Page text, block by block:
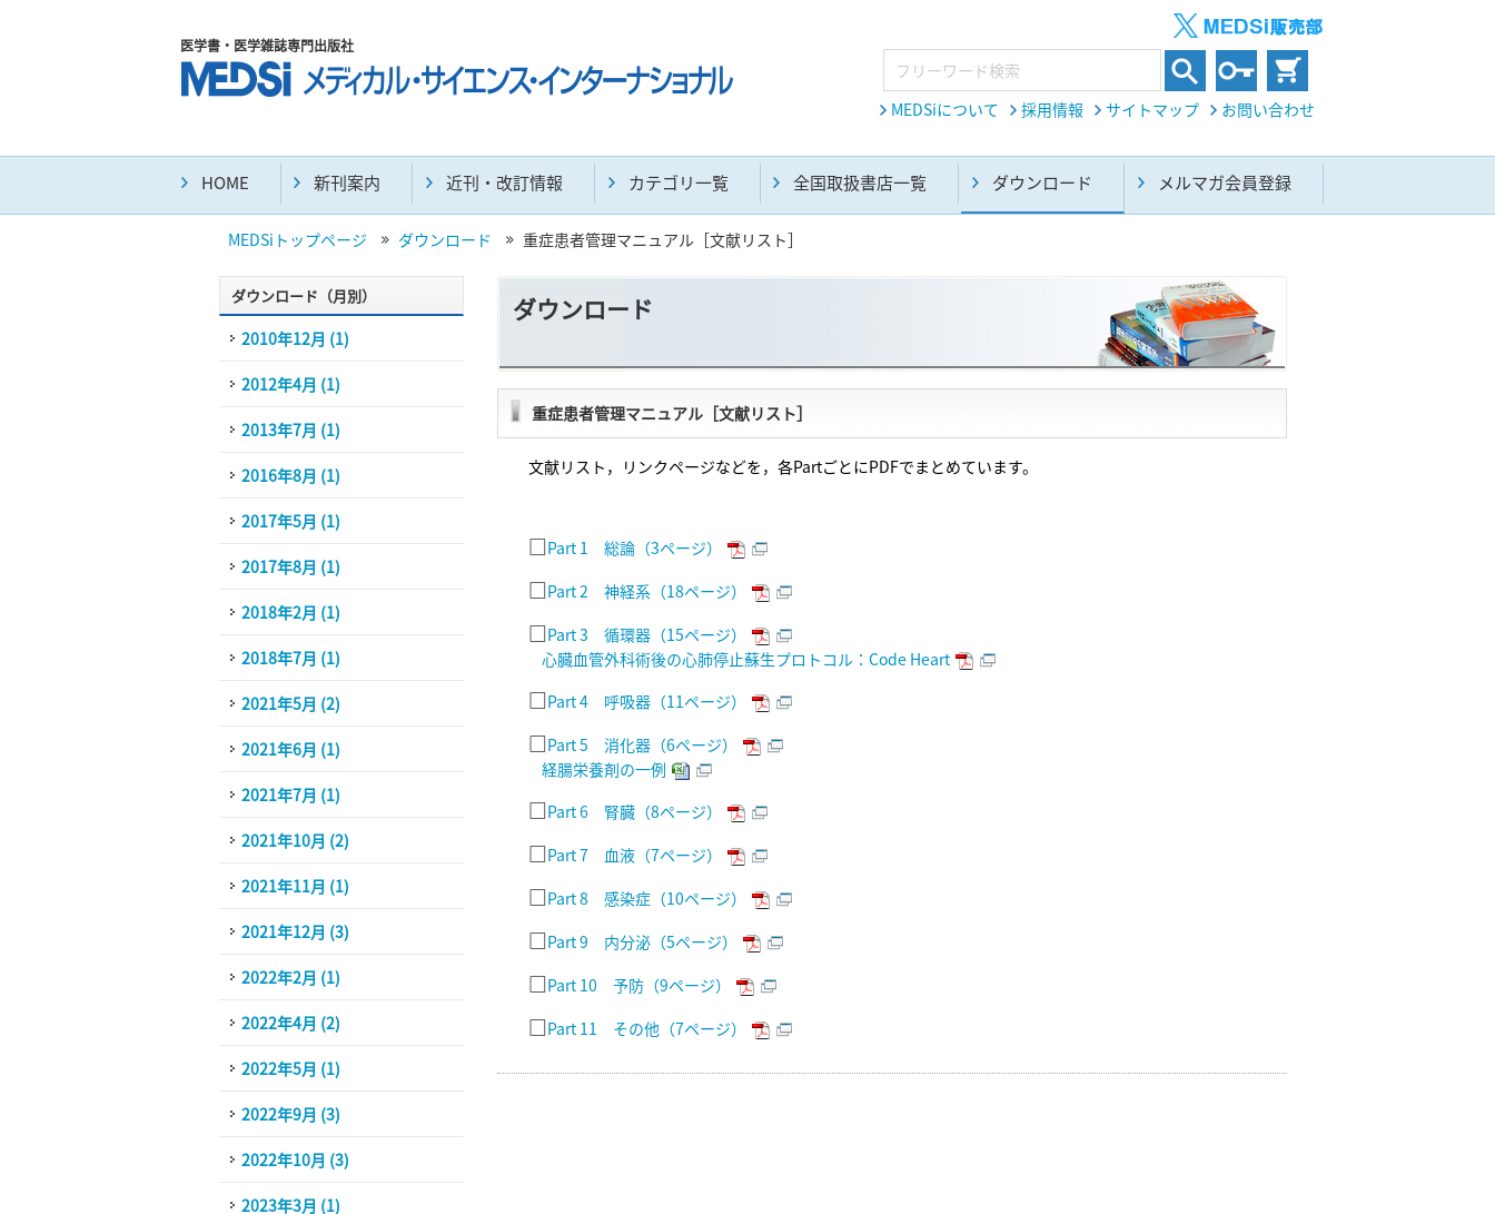
医学書・医学雑誌専門出版社
MEDSiについて 採用情報 サイトマップ お問い合わせ
HOME 新刊案内 近刊・改訂情報 カテゴリ一覧 全国取扱書店一覧 ダウンロード メルマガ会員登録
ダウンロード
MEDSiトップページ ダウンロード 重症患者管理マニュアル［文献リスト］
重症患者管理マニュアル［文献リスト］
文献リスト，リンクページなどを，各PartごとにPDFでまとめています。
□Part 1 総論（3ページ）
□Part 2 神経系（18ページ）
□Part 3 循環器（15ページ）
心臓血管外科術後の心肺停止蘇生プロトコル：Code Heart
□Part 4 呼吸器（11ページ）
□Part 5 消化器（6ページ）
経腸栄養剤の一例
□Part 6 腎臓（8ページ）
□Part 7 血液（7ページ）
□Part 8 感染症（10ページ）
□Part 9 内分泌（5ページ）
□Part 10 予防（9ページ）
□Part 11 その他（7ページ）
ダウンロード（月別）
2010年12月 (1)
2012年4月 (1)
2013年7月 (1)
2016年8月 (1)
2017年5月 (1)
2017年8月 (1)
2018年2月 (1)
2018年7月 (1)
2021年5月 (2)
2021年6月 (1)
2021年7月 (1)
2021年10月 (2)
2021年11月 (1)
2021年12月 (3)
2022年2月 (1)
2022年4月 (2)
2022年5月 (1)
2022年9月 (3)
2022年10月 (3)
2023年3月 (1)